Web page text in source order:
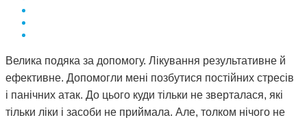
Велика подяка за допомогу. Лікування результативне й
ефективне. Допомогли мені позбутися постійних стресів
і панічних атак. До цього куди тільки не зверталася, які
тільки ліки і засоби не приймала. Але, толком нічого не